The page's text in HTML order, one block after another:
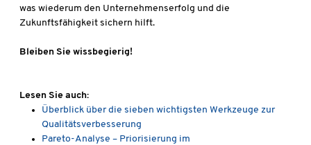
was wiederum den Unternehmenserfolg und die
Zukunftsfähigkeit sichern hilft.
Bleiben Sie wissbegierig!
Lesen Sie auch:
Überblick über die sieben wichtigsten Werkzeuge zur
Qualitätsverbesserung
Pareto-Analyse – Priorisierung im